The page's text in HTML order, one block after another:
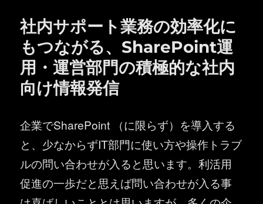
社内サポート業務の効率化に
もつながる、SharePoint運
用・運営部門の積極的な社内
向け情報発信
企業でSharePoint （に限らず）を導入する
と、少なからずIT部門に使い方や操作トラブ
ルの問い合わせが入ると思います。利活用
促進の一歩だと思えば問い合わせが入る事